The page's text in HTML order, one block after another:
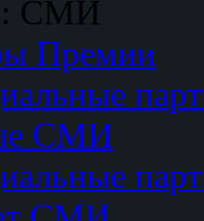
СМИ
Премии
СМИ